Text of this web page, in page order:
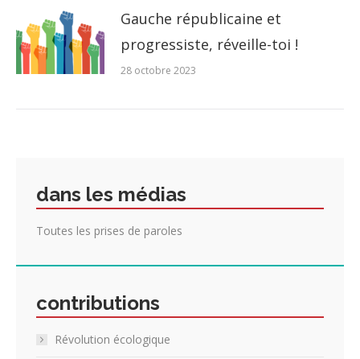
Gauche républicaine et
progressiste, réveille-toi !
28 octobre 2023
dans les médias
Toutes les prises de paroles
contributions
Révolution écologique